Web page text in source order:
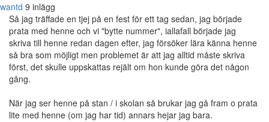
wantd 9 inlägg
Så jag träffade en tjej på en fest för ett tag sedan, jag började
prata med henne och vi "bytte nummer", iallafall började jag
skriva till henne redan dagen efter, jag försöker lära känna henne
så bra som möjligt men problemet är att jag alltid måste skriva
först, det skulle uppskattas rejält om hon kunde göra det någon
gång.
När jag ser henne på stan / i skolan så brukar jag gå fram o prata
lite med henne (om jag har tid) annars hejar jag bara.